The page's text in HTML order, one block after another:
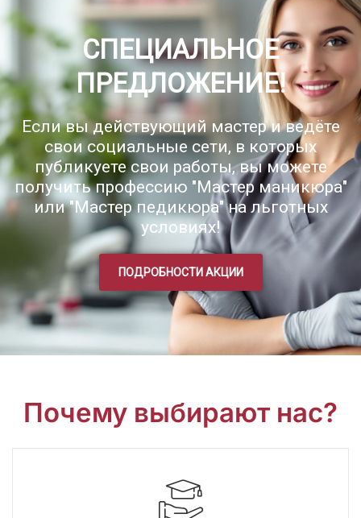
СПЕЦИАЛЬНОЕ
ПРЕДЛОЖЕНИЕ!
Если вы действующий мастер и ведёте
свои социальные сети, в которых
публикуете свои работы, вы можете
получить профессию "Мастер маникюра"
или "Мастер педикюра" на льготных
условиях!
ПОДРОБНОСТИ АКЦИИ
Почему выбирают нас?